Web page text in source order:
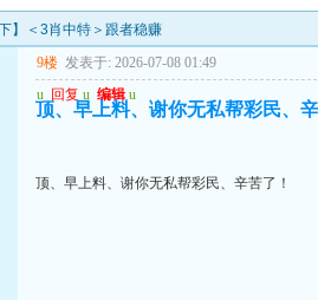
】＜3肖中特＞跟者稳赚
9楼 发表于: 2026-07-08 01:49
u 回复 u 编辑 u
顶、早上料、谢你无私帮彩民、
顶、早上料、谢你无私帮彩民、辛苦了！